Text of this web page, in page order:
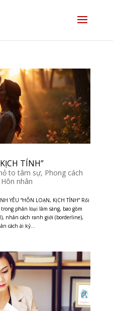
TÍNH”
to tâm sự, Phong cách
nhân
YÊU “HỖN LOẠN, KỊCH TÍNH” Rối
phân loại lâm sàng, bao gồm
nhân cách ranh giới (borderline),
cách ái kỷ...